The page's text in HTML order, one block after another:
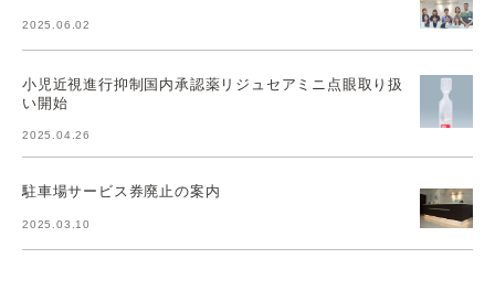
2025.06.02
小児近視進行抑制国内承認薬リジュセアミニ点眼取り扱
い開始
2025.04.26
駐車場サービス券廃止の案内
2025.03.10